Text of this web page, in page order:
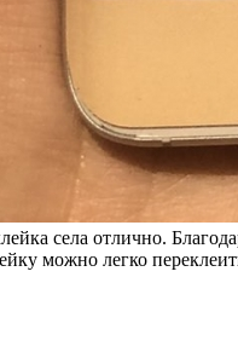
села отлично.
можно легко